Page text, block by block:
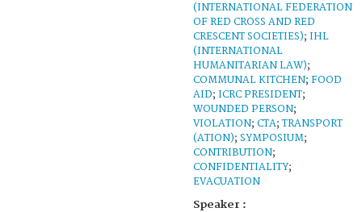
(INTERNATIONAL FEDERATION
OF RED CROSS AND RED
CRESCENT SOCIETIES); IHL
(INTERNATIONAL
HUMANITARIAN LAW);
COMMUNAL KITCHEN; FOOD
AID; ICRC PRESIDENT;
WOUNDED PERSON;
VIOLATION; CTA;TRANSPORT
(ATION); SYMPOSIUM;
CONTRIBUTION;
CONFIDENTIALITY;
EVACUATION
Speaker :